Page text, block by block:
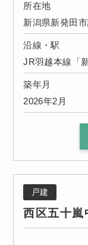
所在地
新潟県新発田
沿線・駅
JR羽越本線「
築年月
2026年2月
戸建
西区五十嵐